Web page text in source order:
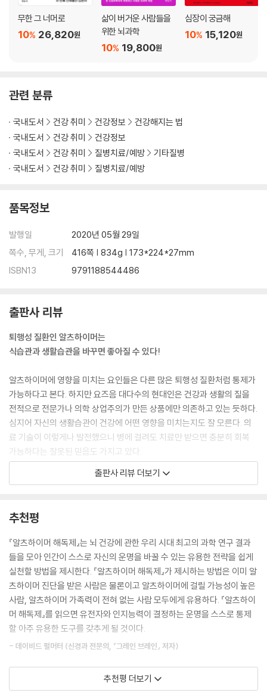
9장 _ 뇌의 가장 친한 친구, 콜레스테롤
인체에서 콜레스테롤이 하는 역할
콜레스테롤 수치가 ‘높다’는 것은 무슨 의미인가
식품에 든 콜레스테롤 vs. 우리 몸에 든 콜레스테롤
콜레스테롤 기본 상식: 콜레스테롤, 도대체 무엇을 하는 물질인가
10장_ 탄수화물: 녹말인 탄수화물, 녹말이 아닌 탄수화물, 생각만큼 ‘복잡
하지’ 않다
과일은 어떨까
먹으면 좋은 단백질들
붉은 살코기와 가공육: 먹어선 안 되는 악마의 음식이 아니다!
우리 몸에서 지방산이 하는 역할
지방에 관한 여러 진실들
지방의 종류
그 누구도 모르는 식물성기름 제조 과정
트랜스지방은 철저하게 피하자!
포화지방: 맛있는 거다, 끔찍한 게 아니라!
13장 _ 뇌에 좋은 특별한 지방들
MCT: 코코넛이 부르는 노래
오메가 이해하기: 오메가-3, 오메가-6, 무엇보다 중요한 비율
14장 _ 유제품·글루텐·감미료·당알코올
인공 감미료에 관한 단상
그럼 마실 것은
양념은 어떤 것을 써야 할까
15장 _ 현실 세계에서 저탄수화물 식단이란
저탄수화물 식단에 적합한 부엌으로 바꾸기
간편하게 요리하기
저탄수화물 식단을 위한 주방기구
외식 전략
이동 중에 먹기
무한 그 너머로
26,820원
10%
삶이 버거운 사람들을
위한 뇌과학
19,800원
10%
심장이 궁금해
15,120원
10%
관련 분류
국내도서 건강 취미 건강정보
건강해지는 법
국내도서
건강 취미
건강정보
국내도서
건강 취미 질병치료/예방
기타질병
국내도서
건강 취미 질병치료/예방
품목정보
발행일
2020년 05월 29일
쪽수, 무게, 크기
416쪽 | 834g | 173*224*27mm
ISBN13
9791188544486
출판사 리뷰
퇴행성 질환인 알츠하이머는
식습관과 생활습관을 바꾸면 좋아질 수 있다!
알츠하이머에 영향을 미치는 요인들은 다른 많은 퇴행성 질환처럼 통제가
가능하다고 본다. 하지만 요즈음 대다수의 현대인은 건강과 생활의 질을
전적으로 전문가나 의학 상업주의가 만든 상품에만 의존하고 있는 듯하다.
심지어 자신의 생활습관이 건강에 어떤 영향을 미치는지도 잘 모른다. 의
료 기술이 이렇게나 발전했으니 병에 걸려도 치료만 받으면 충분히 회복
가능하다는 잘못된 믿음도 가지고 있다.
특히 알츠하이머의 경우 이는 아주 고약하게 작용한다. 이 무시무시한 질
‘알츠하이머 치료제’는 그저 환자를 위해 ‘무언가를 하고픈’ 괴로운 가족을
위로해주려는 시도에 지나지 않을 수 있다.
하지만 이제부터 여러분이 읽어나갈 이 책에서는 전혀 다른 이야기를 한
다. 저자 에이미 버거는 식습관과 생활습관이 알츠하이머의 발병에 영향을
미칠 뿐 아니라 이미 알츠하이머를 앓는 환자의 상태도 실질적으로 개선시
키는 핵심요소임을 밝힌 최신 연구 결과들을 집대성하는 엄청난 일을 해냈
다. 알츠하이머에 대한 잘못된 신화에 경종을 울리고 뇌 건강에 관한 우리
유용한 전략을 쉽게 실천할 방법을 제시한다.
에이미 버거는 무엇보다 사람들이 지금까지 굳게 믿어왔던 알츠하이머에
출판사 리뷰 더보기
추천평
『알츠하이머 해독제』는 뇌 건강에 관한 우리 시대 최고의 과학 연구 결과
들을 모아 인간이 스스로 자신의 운명을 바꿀 수 있는 유용한 전략을 쉽게
실천할 방법을 제시한다. 『알츠하이머 해독제』가 제시하는 방법은 이미 알
츠하이머 진단을 받은 사람은 물론이고 알츠하이머에 걸릴 가능성이 높은
사람, 알츠하이머 가족력이 전혀 없는 사람 모두에게 유용하다. 『알츠하이
머 해독제』를 읽으면 유전자와 인지능력이 결정하는 운명을 스스로 통제
할 아주 유용한 도구를 갖추게 될 것이다.
- 데이비드 펄머터 (신경과 전문의, 『그레인 브레인』 저자)
알츠하이머 같은 신경퇴행성 질환은 암보다도 더 두려운 질병일 수 있다.
알츠하이머는 수명을 단축할 뿐 아니라 사망하기 훨씬 전부터 인간으로서
추천평 더보기